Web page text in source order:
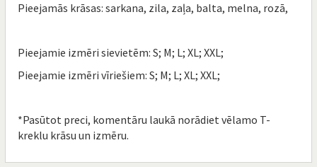
Pieejamās krāsas: sarkana, zila, zaļa, balta, melna, rozā,
Pieejamie izmēri sievietēm: S; M; L; XL; XXL;
Pieejamie izmēri vīriešiem: S; M; L; XL; XXL;
*Pasūtot preci, komentāru laukā norādiet vēlamo T-
kreklu krāsu un izmēru.